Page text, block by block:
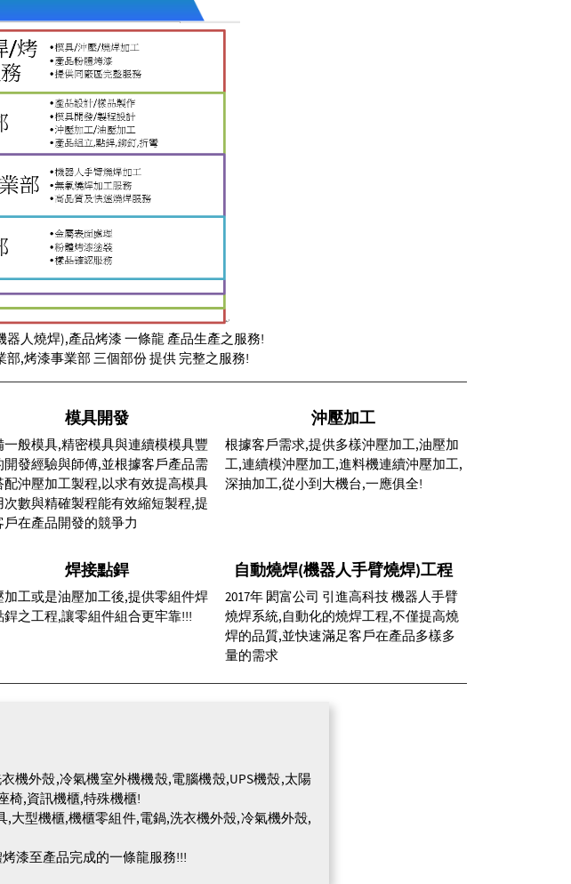
人燒焊),產品烤漆 一條龍 產品生產之服務!
,烤漆事業部 三個部份 提供 完整之服務!
模具開發
一般模具,精密模具與連續模模具豐
開發經驗與師傅,並根據客戶產品需
配沖壓加工製程,以求有效提高模具
次數與精確製程能有效縮短製程,提
戶在產品開發的競爭力
沖壓加工
根據客戶需求,提供多樣沖壓加工,油壓加
工,連續模沖壓加工,進料機連續沖壓加工,
深抽加工,從小到大機台,一應俱全!
焊接點銲
加工或是油壓加工後,提供零組件焊
銲之工程,讓零組件組合更牢靠!!!
自動燒焊(機器人手臂燒焊)工程
2017年 閎富公司 引進高科技 機器人手臂
燒焊系統,自動化的燒焊工程,不僅提高燒
焊的品質,並快速滿足客戶在產品多樣多
量的需求
機外殼,冷氣機室外機機殼,電腦機殼,UPS機殼,太陽
椅,資訊機櫃,特殊機櫃!
大型機櫃,機櫃零組件,電鍋,洗衣機外殼,冷氣機外殼,
漆至產品完成的一條龍服務!!!